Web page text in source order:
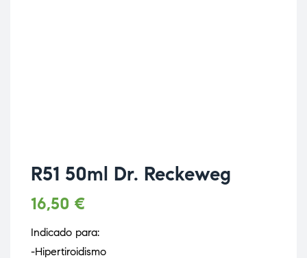
R51 50ml Dr. Reckeweg
16,50 €
Indicado para:
-Hipertiroidismo